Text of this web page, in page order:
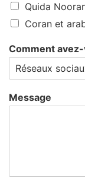
Quida
Coran et
Comment
Message